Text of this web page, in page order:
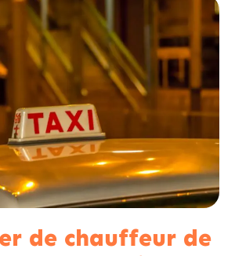
de chauffeur de